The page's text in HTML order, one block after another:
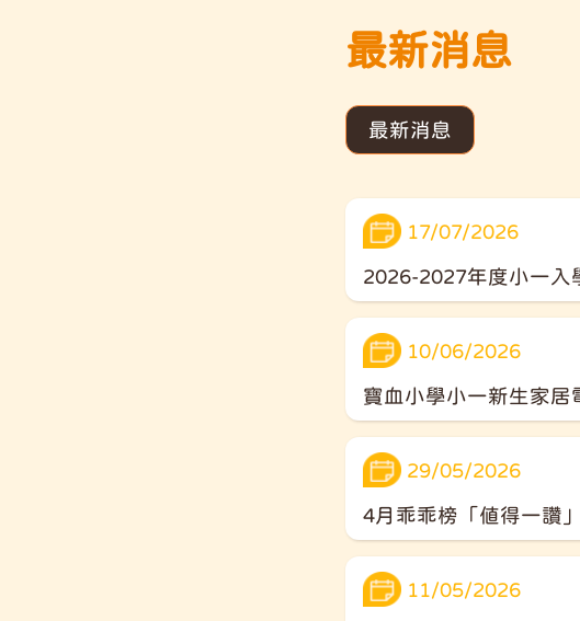
最新消息
最新消息
17/07/2026
2026-2027年度小一入
10/06/2026
寶血小學小一新生家
29/05/2026
4月乖乖榜「值得一讚
11/05/2026